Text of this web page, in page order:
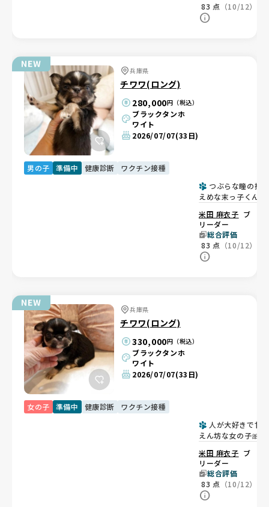
83 点 （10/12）
兵庫県
チワワ(ロング)
280,000円（税込）
ブラックタンホ
ワイト
2026/07/07(33日)
男の子 準備中 健康診断
ワクチン接種
つぶらな瞳の控
えめな末っ子くん🐶
米田 麻衣子 ブ
リーダー
総合評価
83 点 （10/12）
兵庫県
チワワ(ロング)
330,000円（税込）
ブラックタンホ
ワイト
2026/07/07(33日)
女の子 準備中 健康診断
ワクチン接種
人が大好きで甘
えん坊な女の子🎀
米田 麻衣子 ブ
リーダー
総合評価
83 点 （10/12）